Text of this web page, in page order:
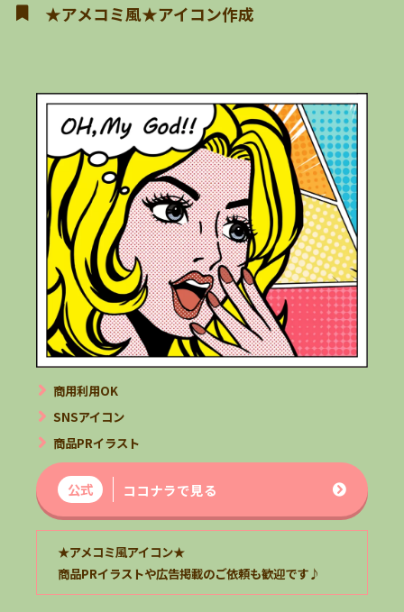
★アメコミ風★アイコン作成
商用利用OK
SNSアイコン
商品PRイラスト
公式 ココナラで見る
★アメコミ風アイコン★
商品PRイラストや広告掲載のご依頼も歓迎です♪